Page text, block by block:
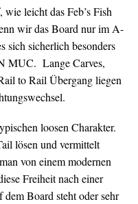
leicht das Feb’s Fish
wir das Board nur im A-
sich sicherlich besonders
MUC. Lange Carves,
to Rail Übergang liegen
loosen Charakter.
lösen und vermittelt
von einem modernen
Freiheit nach einer
Board steht oder sehr